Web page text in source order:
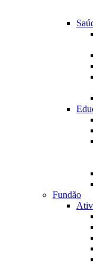
Fundão